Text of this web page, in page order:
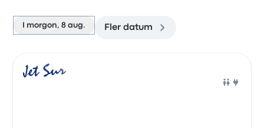
I morgon, 8 aug. Fler datum